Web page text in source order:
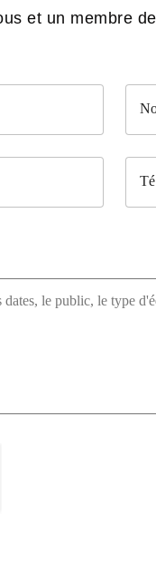
et un membre